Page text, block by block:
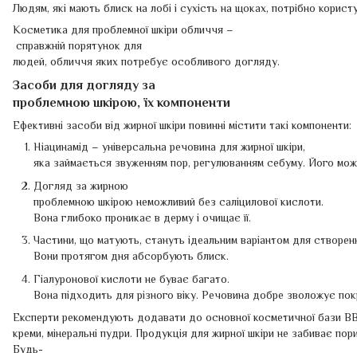
Людям, які мають блиск на лобі і сухість на щоках, потрібно
Косметика для проблемної шкіри обличчя –
справжній порятунок для
людей, обличчя яких потребує особливого догляду.
Засоби для догляду за
проблемною шкірою, їх компоненти
Ефективні засоби від жирної шкіри повинні містити такі компоненти:
Ніацинамід – універсальна речовина для жирної шкіри,
яка займається звуженням пор, регулюванням себуму. Його
Догляд за жирною
проблемною шкірою неможливий без саліцилової кислоти.
Вона глибоко проникає в дерму і очищає її.
Частини, що матують, стануть ідеальним варіантом для
Вони протягом дня абсорбують блиск.
Гіалуронової кислоти не буває багато.
Вона підходить для різного віку. Речовина добре зволожує
Експерти рекомендують додавати до основної косметичної бази
креми, мінеральні пудри. Продукція для жирної шкіри не забиває
Будь-